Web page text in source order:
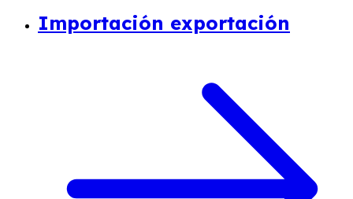
Importación exportación